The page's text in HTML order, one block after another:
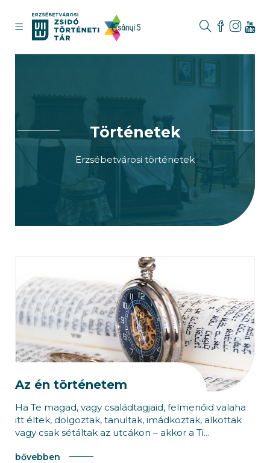
Történetek
Erzsébetvárosi történetek
Az én történetem
Ha Te magad, vagy családtagjaid, felmenőid valaha
itt éltek, dolgoztak, tanultak, imádkoztak, alkottak
vagy csak sétáltak az utcákon – akkor a Ti...
bővebben